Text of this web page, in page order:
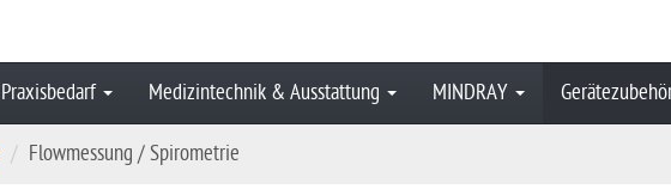
Praxisbedarf Medizintechnik & Ausstattung MINDRAY
Flowmessung / Spirometrie